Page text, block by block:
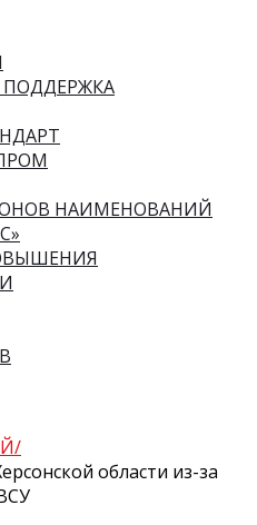
НАИМЕНОВАНИЙ
области из-за